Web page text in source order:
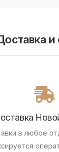
и
в любое